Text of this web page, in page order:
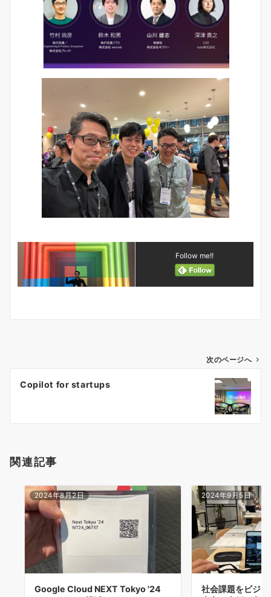
Follow me!!
稿
ョ
次のページへ
Copilot for startups
関連記事
2024年8月2日
Google Cloud NEXT Tokyo '24
2024年9月5日
社会課題をビジ